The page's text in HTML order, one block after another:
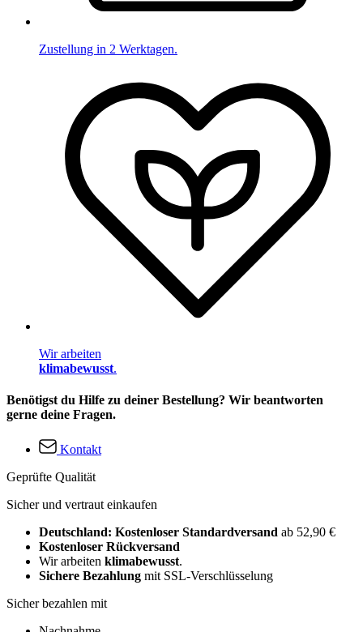
Zustellung in 2 Werktagen.
Wir arbeiten
klimabewusst.
Benötigst du Hilfe zu deiner Bestellung? Wir beantworten
gerne deine Fragen.
Kontakt
Geprüfte Qualität
Sicher und vertraut einkaufen
Deutschland: Kostenloser Standardversand ab 52,90 €
Kostenloser Rückversand
Wir arbeiten klimabewusst.
Sichere Bezahlung mit SSL-Verschlüsselung
Sicher bezahlen mit